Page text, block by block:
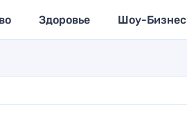
Здоровье Шоу-Бизнес